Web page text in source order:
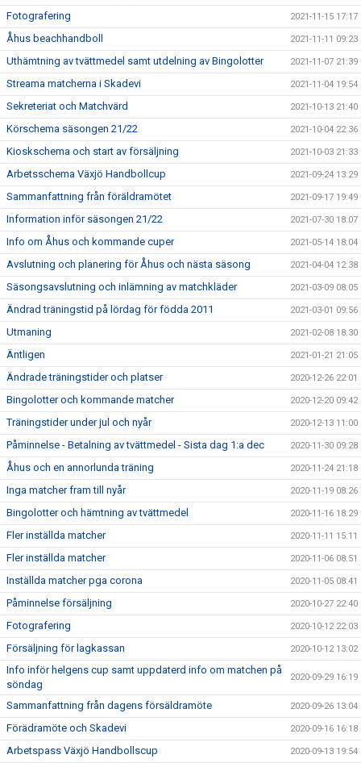
Fotografering 2021-11-15 17:17
Åhus beachhandboll 2021-11-11 09:23
Uthämtning av tvättmedel samt utdelning av Bingolotter 2021-11-07 21:39
Streama matcherna i Skadevi 2021-11-04 19:54
Sekreteriat och Matchvärd 2021-10-13 21:40
Körschema säsongen 21/22 2021-10-04 22:36
Kioskschema och start av försäljning 2021-10-03 21:33
Arbetsschema Växjö Handbollcup 2021-09-24 13:29
Sammanfattning från föräldramötet 2021-09-17 19:49
Information inför säsongen 21/22 2021-07-30 18:07
Info om Åhus och kommande cuper 2021-05-14 18:04
Avslutning och planering för Åhus och nästa säsong 2021-04-04 12:38
Säsongsavslutning och inlämning av matchkläder 2021-03-09 08:05
Ändrad träningstid på lördag för födda 2011 2021-03-01 09:56
Utmaning 2021-02-08 18:30
Äntligen 2021-01-21 21:05
Ändrade träningstider och platser 2020-12-26 22:01
Bingolotter och kommande matcher 2020-12-20 09:42
Träningstider under jul och nyår 2020-12-13 11:00
Påminnelse - Betalning av tvättmedel - Sista dag 1:a dec 2020-11-30 09:28
Åhus och en annorlunda träning 2020-11-24 21:18
Inga matcher fram till nyår 2020-11-19 08:26
Bingolotter och hämtning av tvättmedel 2020-11-16 18:29
Fler inställda matcher 2020-11-11 15:11
Fler inställda matcher 2020-11-06 08:51
Inställda matcher pga corona 2020-11-05 08:41
Påminnelse försäljning 2020-10-27 22:40
Fotografering 2020-10-12 22:03
Försäljning för lagkassan 2020-10-12 13:02
Info inför helgens cup samt uppdaterd info om matchen på
söndag
2020-09-29 16:19
Sammanfattning från dagens försäldramöte 2020-09-26 13:04
Förädramöte och Skadevi 2020-09-16 16:18
Arbetspass Växjö Handbollscup 2020-09-13 19:54